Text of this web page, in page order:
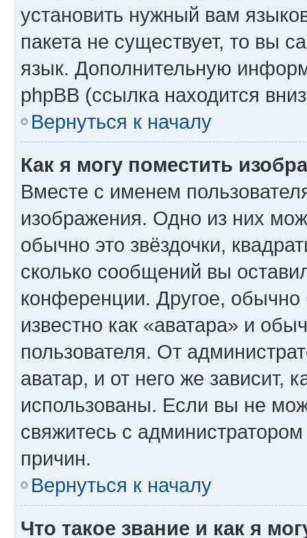
установить нужный вам
пакета не существует, то вы
язык. Дополнительную
phpBB (ссылка находится
Вернуться к началу
Как я могу поместить
Вместе с именем
изображения. Одно из них
обычно это звёздочки,
сколько сообщений вы
конференции. Другое,
известно как «аватара» и
пользователя. От
аватар, и от него же зависит,
использованы. Если вы не
свяжитесь с
причин.
Вернуться к началу
Что такое звание и как я